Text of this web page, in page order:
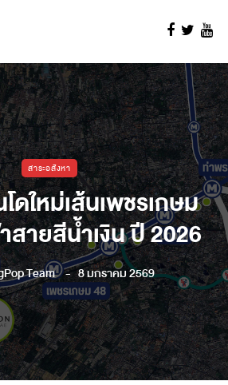
สาระอสังหา
ดใหม่เส้นเพชรเกษม
สายสีน้ำเงิน ปี 2026
Team 8 มกราคม 2569